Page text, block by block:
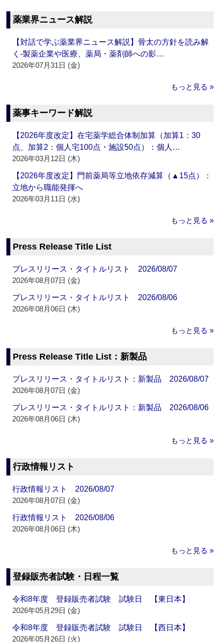
薬業界ニュース解説
【対話で学ぶ薬業界ニュース解説】骨太の方針を読み解
く‐製薬企業や医療、薬局・薬剤師への影…
2026年07月31日 (金)
もっと見る »
薬事キーワード解説
【2026年度改定】在宅薬学総合体制加算（加算1：30
点、加算2：個人宅100点・施設50点）：個人…
2026年03月12日 (木)
【2026年度改定】門前薬局等立地依存減算（▲15点）：
立地から職能発揮へ
2026年03月11日 (水)
もっと見る »
Press Release Title List
プレスリリース・タイトルリスト 2026/08/07
2026年08月07日 (金)
プレスリリース・タイトルリスト 2026/08/06
2026年08月06日 (木)
もっと見る »
Press Release Title List：新製品
プレスリリース・タイトルリスト：新製品 2026/08/07
2026年08月07日 (金)
プレスリリース・タイトルリスト：新製品 2026/08/06
2026年08月06日 (木)
もっと見る »
行政情報リスト
行政情報リスト 2026/08/07
2026年08月07日 (金)
行政情報リスト 2026/08/06
2026年08月06日 (木)
もっと見る »
登録販売者試験・日程一覧
令和8年度 登録販売者試験 試験日 【東日本】
2026年05月29日 (金)
令和8年度 登録販売者試験 試験日 【西日本】
2026年05月26日 (火)